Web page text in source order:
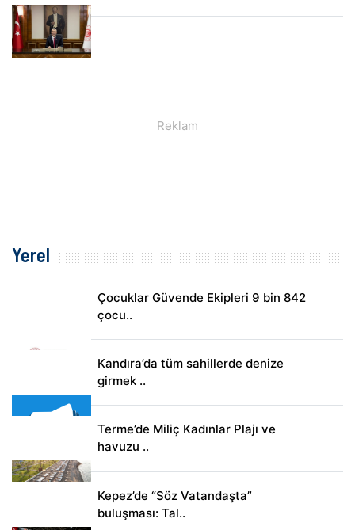
Yerel
Çocuklar Güvende Ekipleri 9 bin 842
çocu..
Kandıra’da tüm sahillerde denize
girmek ..
Terme’de Miliç Kadınlar Plajı ve
havuzu ..
Kepez’de “Söz Vatandaşta”
buluşması: Tal..